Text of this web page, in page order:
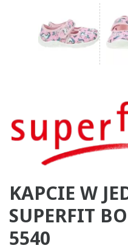
KAPCIE W
SUPERFIT
5540